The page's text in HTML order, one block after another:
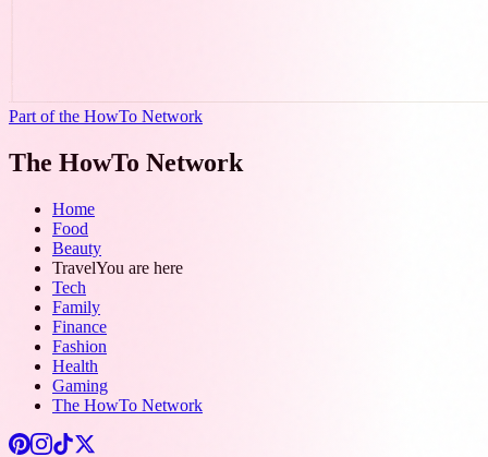
Part of the HowTo Network
The HowTo Network
Home
Food
Beauty
TravelYou are here
Tech
Family
Finance
Fashion
Health
Gaming
The HowTo Network